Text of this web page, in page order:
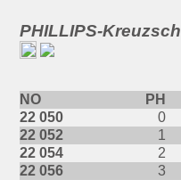
PHILLIPS-
NO PH
22 050
0
22 052
1
22 054
2
22 056
3